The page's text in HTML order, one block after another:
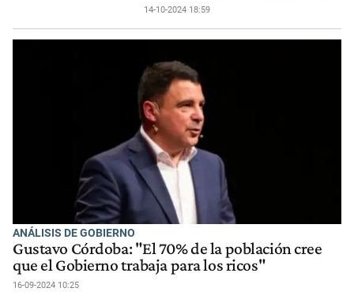
14-10-2024 18:59
ANÁLISIS DE GOBIERNO
Gustavo Córdoba: "El 70% de la población cree
que el Gobierno trabaja para los ricos"
16-09-2024 10:25